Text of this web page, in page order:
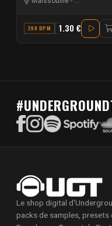
200 BPM C#
1.30 €
Le shop digital
packs de samples, presets